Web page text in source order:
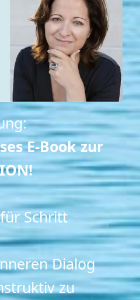
E-Book zur
Schritt
Dialog
zu